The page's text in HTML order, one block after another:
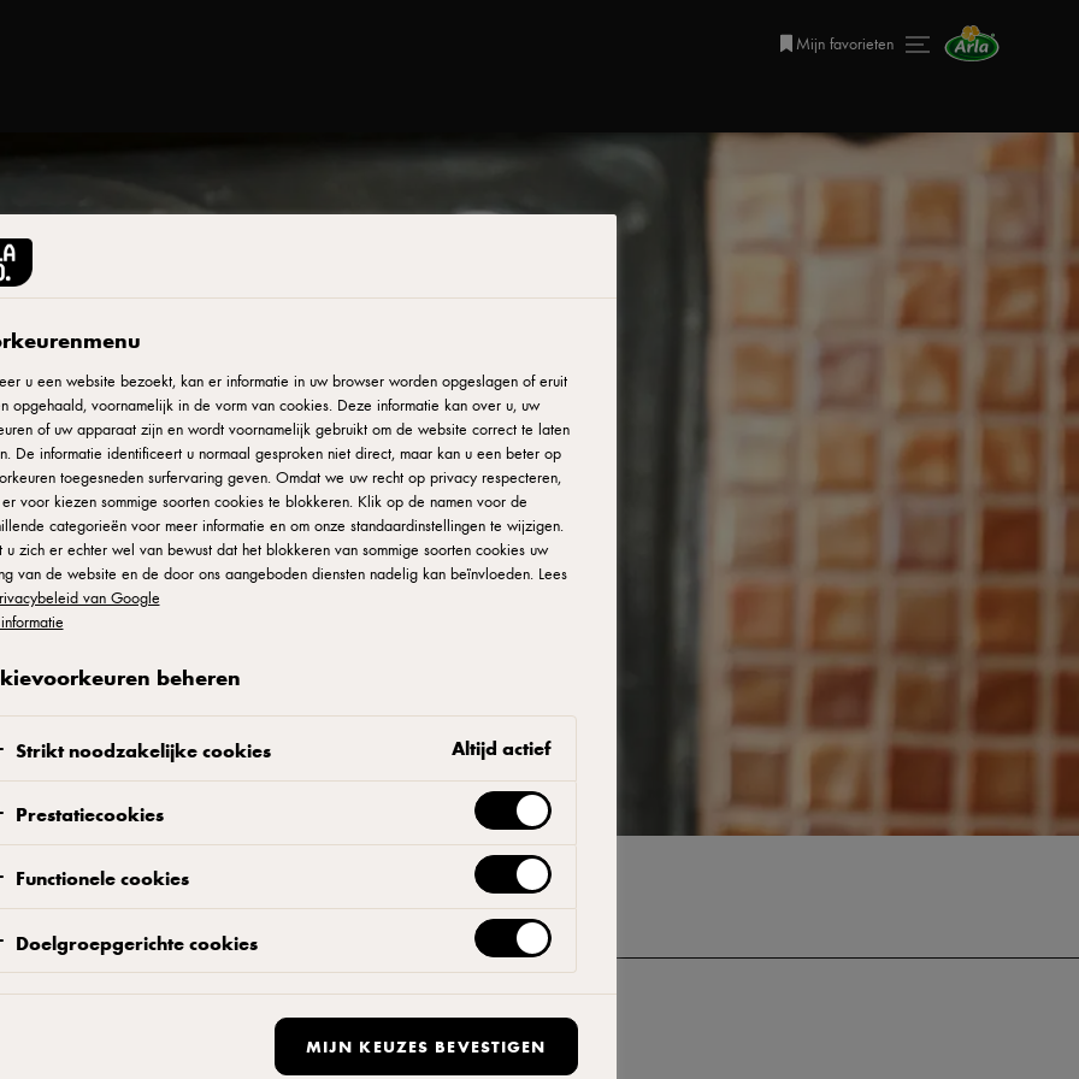
Mijn favorieten
die jouw
Pro. Vind recepten, inzichten en ideeën
Magazines
ons pizzauniversum
u een website bezoekt, kan er informatie in uw browser worden opgeslagen of eruit
opgehaald, voornamelijk in de vorm van cookies. Deze informatie kan over u, uw
of uw apparaat zijn en wordt voornamelijk gebruikt om de website correct te laten
De informatie identificeert u normaal gesproken niet direct, maar kan u een beter op
toegesneden surfervaring geven. Omdat we uw recht op privacy respecteren,
er voor kiezen sommige soorten cookies te blokkeren. Klik op de namen voor de
categorieën voor meer informatie en om onze standaardinstellingen te wijzigen.
u zich er echter wel van bewust dat het blokkeren van sommige soorten cookies uw
van de website en de door ons aangeboden diensten nadelig kan beïnvloeden. Lees
van Google
beheren
Strikt noodzakelijke cookies Altijd actief
Prestatiecookies
Functionele cookies
Doelgroepgerichte cookies
MIJN KEUZES BEVESTIGEN